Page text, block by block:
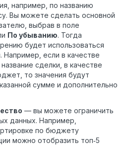
например, по названию
Вы можете сделать основной
выбрав в поле
По убыванию. Тогда
будет использоваться
Например, если в качестве
сделки, в качестве
то значения будут
сумме и дополнительно
— вы можете ограничить
данных. Например,
по бюджету
можно отобразить топ‑5